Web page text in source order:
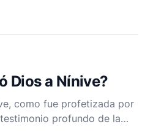
grande. Comprender su
no solo enriquece
texto, sino que también
Dios a Nínive?
como fue profetizada por
profundo de la